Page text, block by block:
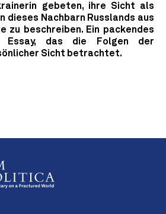
gebeten, ihre Sicht als
dieses Nachbarn Russlands aus
zu beschreiben. Ein packendes
Essay, das die Folgen der
Sicht betrachtet.